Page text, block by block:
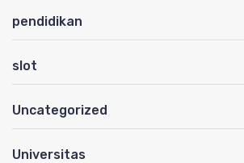
pendidikan
slot
Uncategorized
Universitas